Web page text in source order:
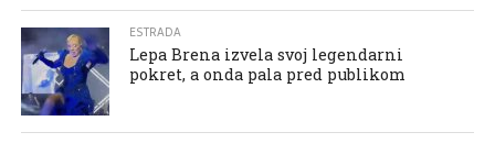
ESTRADA
Lepa Brena izvela svoj legendarni
pokret, a onda pala pred publikom